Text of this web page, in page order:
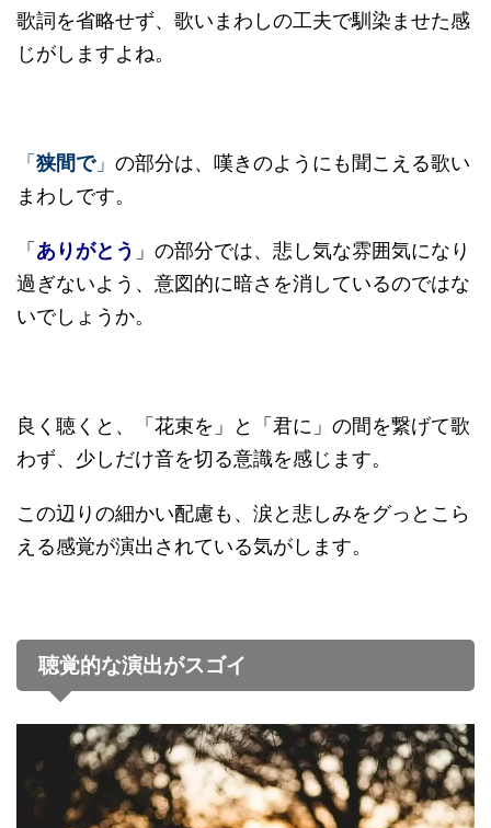
歌詞を省略せず、歌いまわしの工夫で馴染ませた感
じがしますよね。
「 狭間で」 の部分は、嘆きのようにも聞こえる歌い
まわしです。
「 ありがとう 」の部分では、悲し気な雰囲気になり
過ぎないよう、意図的に暗さを消しているのではな
いでしょうか。
良く聴くと、「花束を」と「君に」の間を繋げて歌
わず、少しだけ音を切る意識を感じます。
この辺りの細かい配慮も、涙と悲しみをグっとこら
える感覚が演出されている気がします。
聴覚的な演出がスゴイ